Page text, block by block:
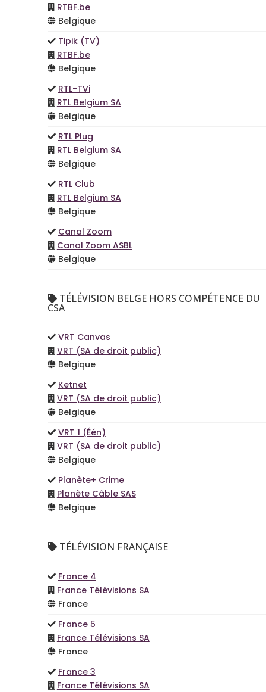
RTBF.be
Belgique
Tipik (TV)
RTBF.be
Belgique
RTL-TVi
RTL Belgium SA
Belgique
RTL Plug
RTL Belgium SA
Belgique
RTL Club
RTL Belgium SA
Belgique
Canal Zoom
Canal Zoom ASBL
Belgique
TÉLÉVISION BELGE HORS COMPÉTENCE DU
CSA
VRT Canvas
VRT (SA de droit public)
Belgique
Ketnet
VRT (SA de droit public)
Belgique
VRT 1 (Één)
VRT (SA de droit public)
Belgique
Planète+ Crime
Planète Câble SAS
Belgique
TÉLÉVISION FRANÇAISE
France 4
France Télévisions SA
France
France 5
France Télévisions SA
France
France 3
France Télévisions SA